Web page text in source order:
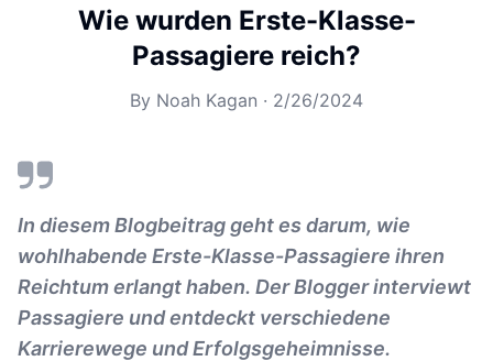
Wie wurden Erste-Klasse-
Passagiere reich?
By Noah Kagan · 2/26/2024
In diesem Blogbeitrag geht es darum, wie
wohlhabende Erste-Klasse-Passagiere ihren
Reichtum erlangt haben. Der Blogger interviewt
Passagiere und entdeckt verschiedene
Karrierewege und Erfolgsgeheimnisse.